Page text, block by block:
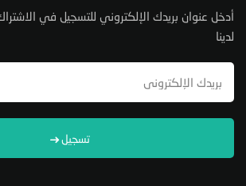
أدخل عنوان بريدك الإلكتروني للتسجيل في
لدينا
تسجيل